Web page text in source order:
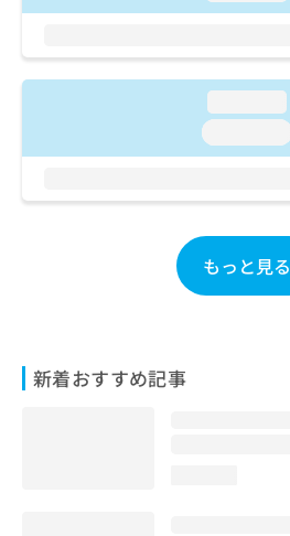
もっと見る
新着おすすめ記事
お
い
合